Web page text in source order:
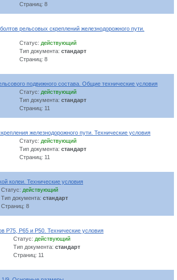
Страниц: 8
рельсовых скреплений железнодорожного пути.
Статус: действующий
Тип документа: стандарт
Страниц: 8
подвижного состава. Общие технические условия
Статус: действующий
Тип документа: стандарт
Страниц: 11
железнодорожного пути. Технические условия
Статус: действующий
Тип документа: стандарт
Страниц: 11
колеи. Технические условия
Статус: действующий
Тип документа: стандарт
Страниц: 8
Р75, Р65 и Р50. Технические условия
Статус: действующий
Тип документа: стандарт
Страниц: 11